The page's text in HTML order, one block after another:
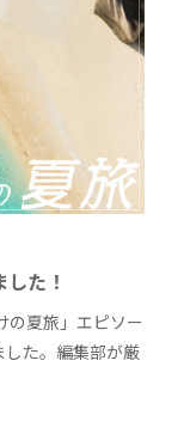
た！
の夏旅」エピソー
した。編集部が厳